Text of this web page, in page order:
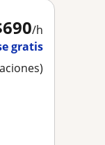
690/h
gratis